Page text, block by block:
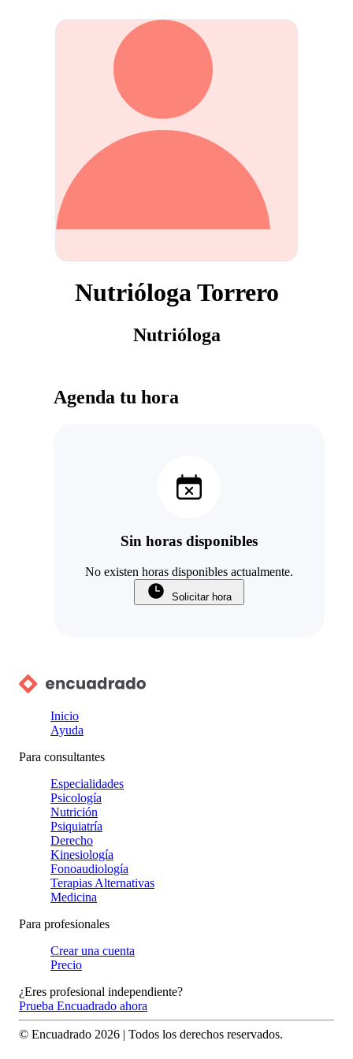
Nutrióloga Torrero
Nutrióloga
Agenda tu hora
Sin horas disponibles
No existen horas disponibles actualmente.
Solicitar hora
Inicio
Ayuda
Para consultantes
Especialidades
Psicología
Nutrición
Psiquiatría
Derecho
Kinesiología
Fonoaudiología
Terapias Alternativas
Medicina
Para profesionales
Crear una cuenta
Precio
¿Eres profesional independiente?
Prueba Encuadrado ahora
© Encuadrado 2026 | Todos los derechos reservados.